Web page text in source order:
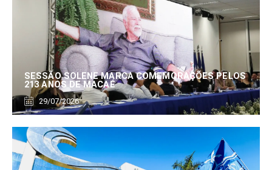
SESSÃO SOLENE MARCA COMEMORAÇÕES PELOS
213 ANOS DE MACAÉ
29/07/2026